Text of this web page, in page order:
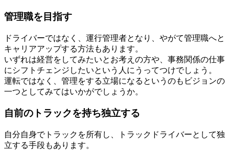
管理職を目指す
ドライバーではなく、運行管理者となり、やがて管理職へと
キャリアアップする方法もあります。
いずれは経営をしてみたいとお考えの方や、事務関係の仕事
にシフトチェンジしたいという人にうってつけでしょう。
運転ではなく、管理をする立場になるというのもビジョンの
一つとしてみてはいかがでしょうか。
自前のトラックを持ち独立する
自分自身でトラックを所有し、トラックドライバーとして独
立する手段もあります。